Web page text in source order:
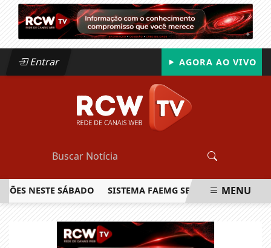
Entrar AGORA AO VIVO
NESTE SÁBADO SISTEMA FAEMG SENAR LANÇA O
MENU